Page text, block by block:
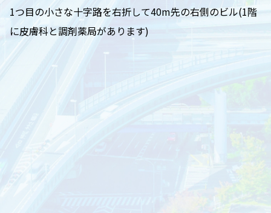
1つ目の小さな十字路を右折して40m先の右側のビル(1階
に皮膚科と調剤薬局があります)